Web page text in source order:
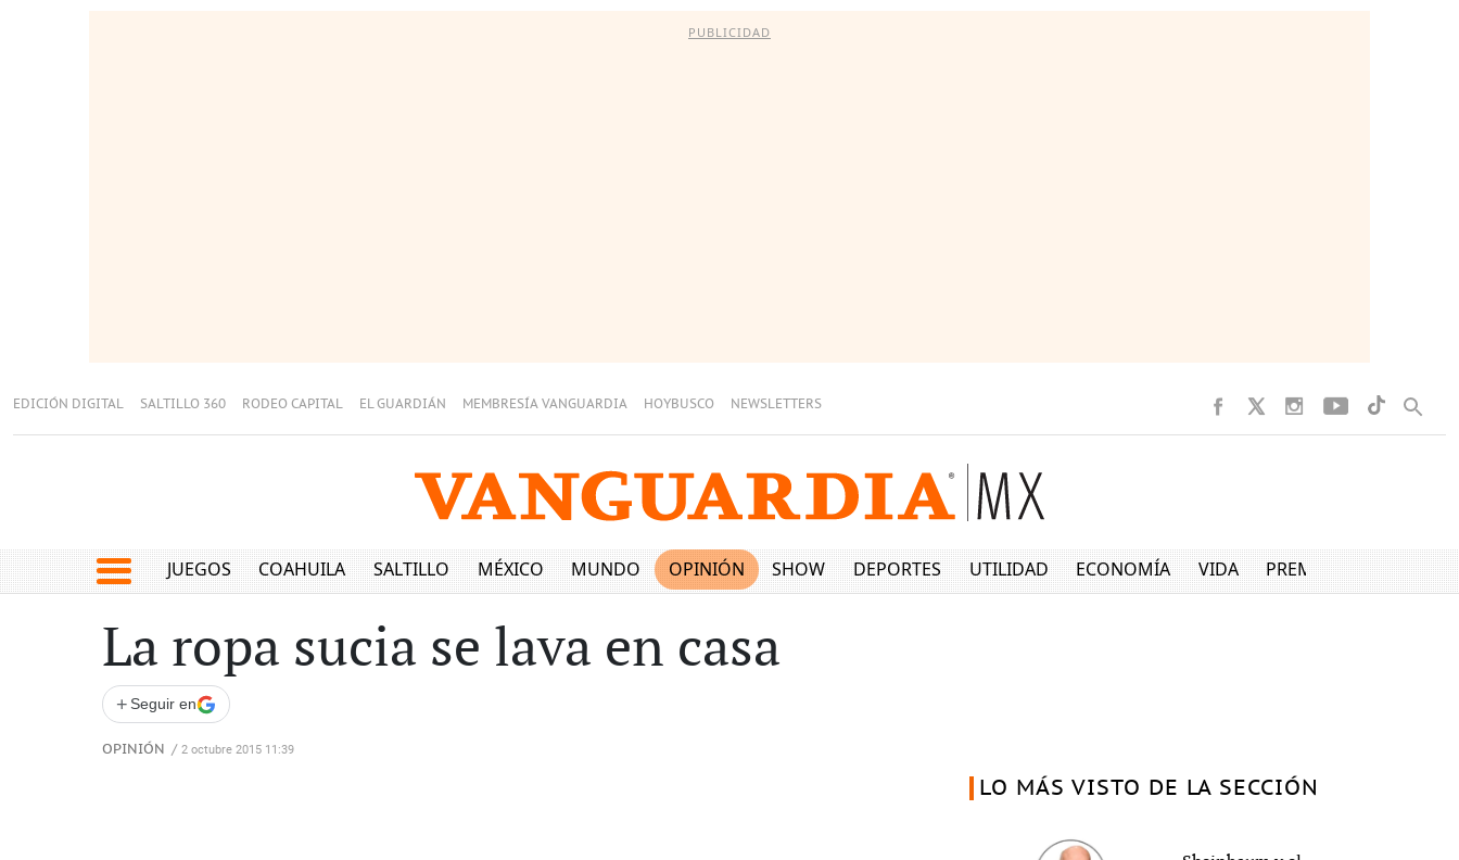
PUBLICIDAD
EDICIÓN DIGITAL SALTILLO 360 RODEO CAPITAL EL GUARDIÁN MEMBRESÍA VANGUARDIA HOYBUSCO NEWSLETTERS
JUEGOS COAHUILA SALTILLO MÉXICO MUNDO OPINIÓN SHOW DEPORTES UTILIDAD ECONOMÍA VIDA PREMIUM
La ropa sucia se lava en casa
+ Seguir en
OPINIÓN / 2 octubre 2015 11:39
LO MÁS VISTO DE LA SECCIÓN